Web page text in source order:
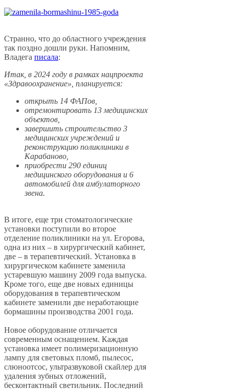
Странно, что до областного учреждения
так поздно дошли руки. Напомним,
Владега писала:
Итак, в 2024 году в рамках нацпроекта
«Здравоохранение», планируется:
открыть 14 ФАПов,
отремонтировать 13 медицинских
объектов,
завершить строительство 3
медицинских учреждений и
реконструкцию поликлиники в
Карабаново,
приобрести 290 единиц
медицинского оборудования и 6
автомобилей для амбулаторного
звена.
В итоге, еще три стоматологические
установки поступили во второе
отделение поликлиники на ул. Егорова,
одна из них – в хирургический кабинет,
две – в терапевтический. Установка в
хирургическом кабинете заменила
устаревшую машину 2009 года выпуска.
Кроме того, еще две новых единицы
оборудования в терапевтическом
кабинете заменили две неработающие
бормашины производства 2001 года.
Новое оборудование отличается
современным оснащением. Каждая
установка имеет полимеризационную
лампу для световых пломб, пылесос,
слюноотсос, ультразвуковой скайлер для
удаления зубных отложений,
бесконтактный светильник. Последний